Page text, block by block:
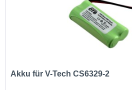
Akku für V-Tech CS6329-2